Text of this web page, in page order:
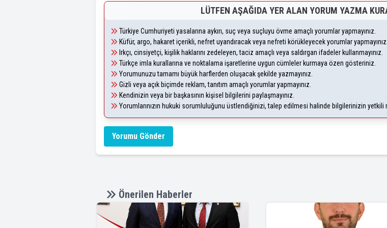
LÜTFEN AŞAĞIDA YER ALAN YORUM YAZMA
Türkiye Cumhuriyeti yasalarına aykırı, suç veya suçluyu övme amaçlı yorumlar yapmayınız.
Küfür, argo, hakaret içerikli, nefret uyandıracak veya nefreti körükleyecek yorumlar yapmayınız.
Irkçı, cinsiyetçi, kişilik haklarını zedeleyen, taciz amaçlı veya saldırgan ifadeler kullanmayınız.
Türkçe imla kurallarına ve noktalama işaretlerine uygun cümleler kurmaya özen gösteriniz.
Yorumunuzu tamamı büyük harflerden oluşacak şekilde yazmayınız.
Gizli veya açık biçimde reklam, tanıtım amaçlı yorumlar yapmayınız.
Kendinizin veya bir başkasının kişisel bilgilerini paylaşmayınız.
Yorumlarınızın hukuki sorumluluğunu üstlendiğinizi, talep edilmesi halinde bilgilerinizin yetkili
Yorumu Gönder
Önerilen Haberler